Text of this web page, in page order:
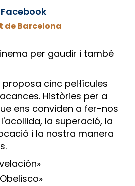
Facebook
de Barcelona
per gaudir i també
proposa cinc pel·lícules
Històries per a
ens conviden a fer-nos
la superació, la
i la nostra manera